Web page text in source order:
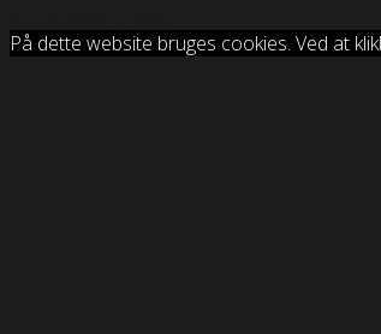
På dette website bruges cookies. Ved at